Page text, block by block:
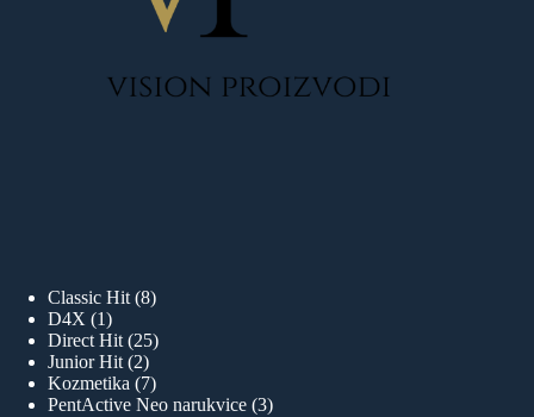
Classic Hit 88
D4X 11
proizvod
Direct Hit 2525
Junior Hit 22
proizvoda
Kozmetika 77
proizvoda
PentActive Neo narukvice 33